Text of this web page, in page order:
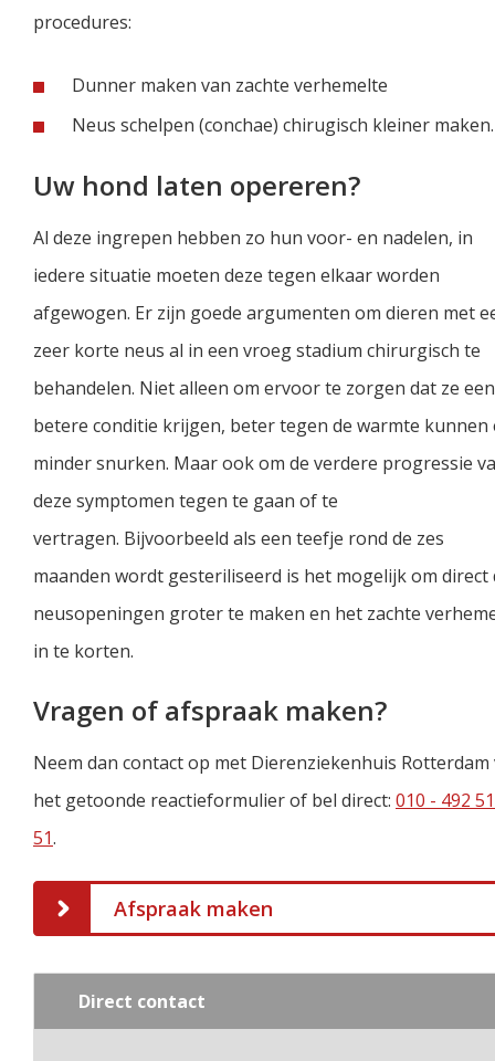
procedures:
Dunner maken van zachte verhemelte
Neus schelpen (conchae) chirugisch kleiner maken.
Uw hond laten opereren?
Al deze ingrepen hebben zo hun voor- en nadelen, in
iedere situatie moeten deze tegen elkaar worden
afgewogen. Er zijn goede argumenten om dieren met
zeer korte neus al in een vroeg stadium chirurgisch te
behandelen. Niet alleen om ervoor te zorgen dat ze een
betere conditie krijgen, beter tegen de warmte kunnen
minder snurken. Maar ook om de verdere progressie
deze symptomen tegen te gaan of te
vertragen. Bijvoorbeeld als een teefje rond de zes
maanden wordt gesteriliseerd is het mogelijk om direct
neusopeningen groter te maken en het zachte
in te korten.
Vragen of afspraak maken?
Neem dan contact op met Dierenziekenhuis Rotterdam
het getoonde reactieformulier of bel direct: 010 - 492 51
51.
Afspraak maken
Direct contact